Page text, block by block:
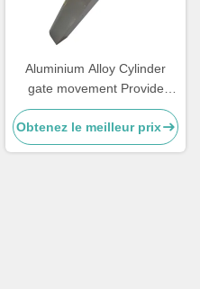
Aluminium Alloy Cylinder
gate movement Provide
suitable 57 motor
transmission components for
speed gate
Obtenez le meilleur prix